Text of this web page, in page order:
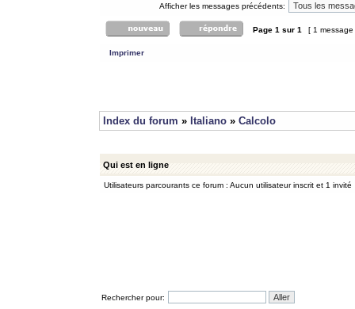
Afficher les messages précédents:
Page 1 sur 1 [ 1
Imprimer
Index du forum » Italiano » Calcolo
Qui est en ligne
Utilisateurs parcourants ce forum : Aucun utilisateur inscrit et 1 invité
Rechercher pour: